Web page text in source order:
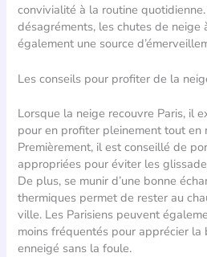
convivialité à la routine
désagréments, les chutes de neige
également une source
Les conseils pour profiter de la
Lorsque la neige recouvre Paris, il
pour en profiter pleinement tout en
Premièrement, il est conseillé de
appropriées pour éviter les
De plus, se munir d’une bonne
thermiques permet de rester au
ville. Les Parisiens peuvent
moins fréquentés pour apprécier
enneigé sans la foule.